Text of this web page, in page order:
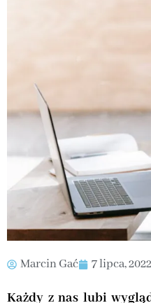
Marcin Gać 7 lipca, 2022
Każdy z nas lubi